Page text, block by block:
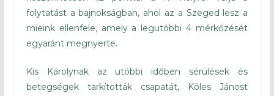
folytatást a bajnokságban, ahol az a Szeged lesz a
mieink ellenfele, amely a legutóbbi 4 mérkőzését
egyaránt megnyerte.
Kis Károlynak az utóbbi időben sérülések és
betegségek tarkították csapatát, Köles Jánost